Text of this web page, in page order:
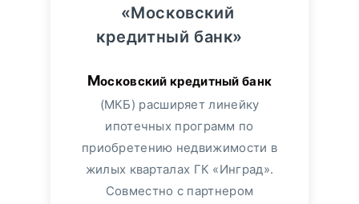
«Московский
кредитный банк»
Московский кредитный банк
(МКБ) расширяет линейку
ипотечных программ по
приобретению недвижимости в
жилых кварталах ГК «Инград».
Совместно с партнером